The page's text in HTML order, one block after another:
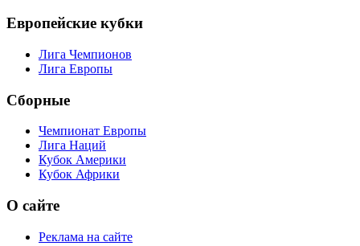
Европейские кубки
Лига Чемпионов
Лига Европы
Сборные
Чемпионат Европы
Лига Наций
Кубок Америки
Кубок Африки
О сайте
Реклама на сайте